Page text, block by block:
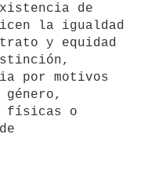
de
la igualdad
y equidad
por motivos
físicas o